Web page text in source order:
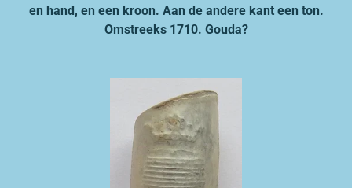
en hand, en een kroon. Aan de andere kant een ton.
Omstreeks 1710. Gouda?